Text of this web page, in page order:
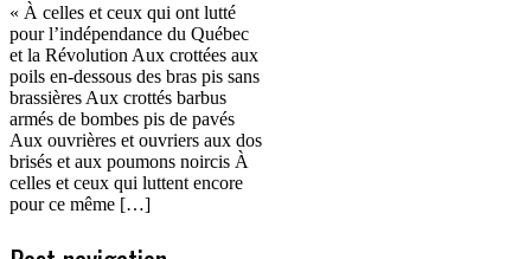
« À celles et ceux qui ont lutté
pour l’indépendance du Québec
et la Révolution Aux crottées aux
poils en-dessous des bras pis sans
brassières Aux crottés barbus
armés de bombes pis de pavés
Aux ouvrières et ouvriers aux dos
brisés et aux poumons noircis À
celles et ceux qui luttent encore
pour ce même […]